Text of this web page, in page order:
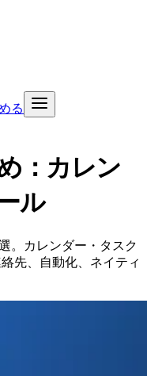
る
：カレン
ル
。カレンダー・タスク
先、自動化、ネイティ